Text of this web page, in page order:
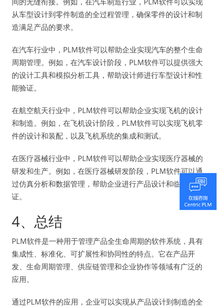
从车型设计到零件制造的全过程管理，确保零件的设计和制
造满足产品的要求。
在汽车行业中，PLM软件可以帮助企业实现汽车的整个生命
周期管理。例如，在汽车设计阶段，PLM软件可以提供强大
的设计工具和模拟分析工具，帮助设计师进行车型设计和性
能验证。
在航空航天行业中，PLM软件可以帮助企业实现飞机的设计
和制造。例如，在飞机设计阶段，PLM软件可以实现飞机零
件的设计和装配，以及飞机系统的集成和测试。
在医疗器械行业中，PLM软件可以帮助企业实现医疗器械的
研发和生产。例如，在医疗器械研发阶段，PLM软件可以通
过仿真分析和数据管理，帮助企业进行产品设计和临床验
证。
4、总结
PLM软件是一种用于管理产品全生命周期的软件系统，具有
集成性、标准化、可扩展性和协同性的特点。它在产品开
发、生命周期管理、供应链管理和企业协作等领域有广泛的
应用。
通过PLM软件的应用，企业可以实现从产品设计到制造的全